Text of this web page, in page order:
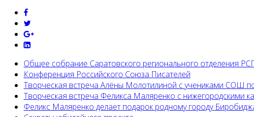
Общее собрание Саратовского регионального отделения
Конференция Российского Союза Писателей
Творческая встреча Алёны Молотилиной с учениками СОШ
Творческая встреча Феликса Маляренко с нижегородскими
Феликс Маляренко делает подарок родному городу